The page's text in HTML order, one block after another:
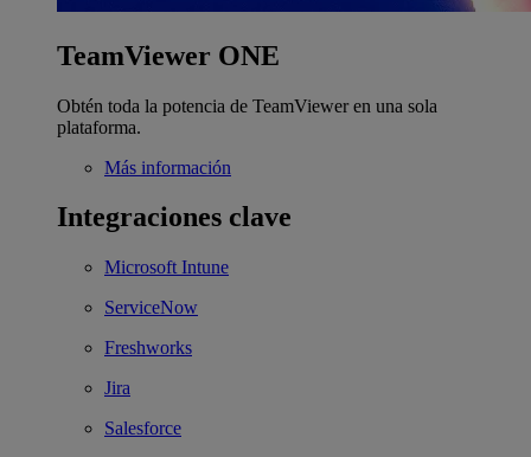
TeamViewer ONE
Obtén toda la potencia de TeamViewer en una sola
plataforma.
Más información
Integraciones clave
Microsoft Intune
ServiceNow
Freshworks
Jira
Salesforce